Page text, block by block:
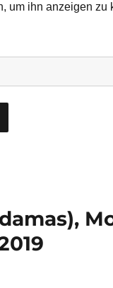
um ihn anzeigen zu